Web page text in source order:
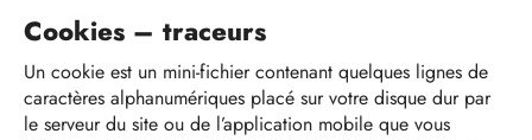
Cookies – traceurs
Un cookie est un mini-fichier contenant quelques lignes de
caractères alphanumériques placé sur votre disque dur par
le serveur du site ou de l’application mobile que vous